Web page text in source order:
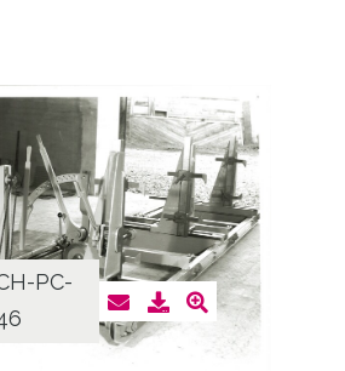
PC-